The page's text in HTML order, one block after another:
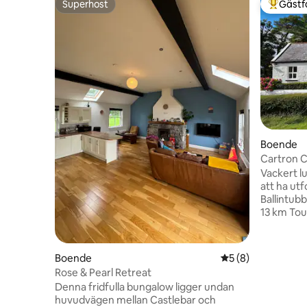
Superhost
Superhost
Boende 5 av 5 i
5 (8)
Rose & Pearl Retreat
Denna fridfulla bungalow ligger undan
huvudvägen mellan Castlebar och
Boende
Cartron
Vackert
att ha
Ballintubber
13 km Tourlough Park House 20 km